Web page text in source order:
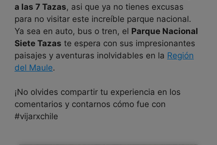
a las 7 Tazas, asi que ya no tienes excusas
para no visitar este increíble parque nacional.
Ya sea en auto, bus o tren, el Parque Nacional
Siete Tazas te espera con sus impresionantes
paisajes y aventuras inolvidables en la Región
del Maule.
¡No olvides compartir tu experiencia en los
comentarios y contarnos cómo fue con
#vijarxchile